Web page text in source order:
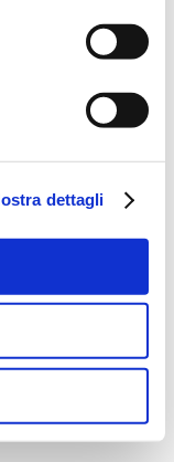
dettagli